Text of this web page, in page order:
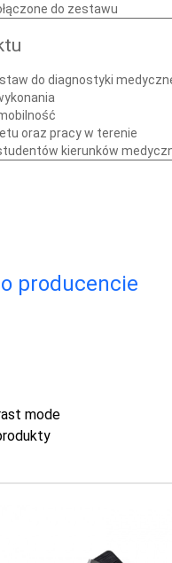
do zestawu
do diagnostyki
oraz pracy w terenie
kierunków
producencie
mode